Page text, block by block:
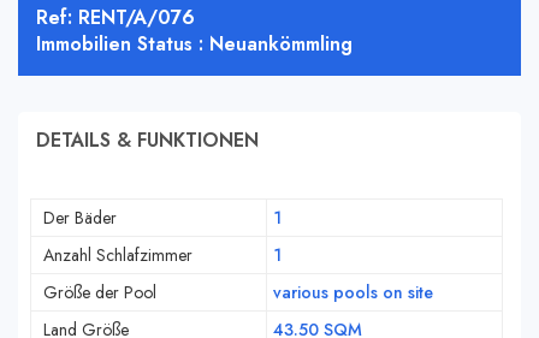
Ref: RENT/A/076
Immobilien Status : Neuankömmling
DETAILS & FUNKTIONEN
Der Bäder
1
Anzahl Schlafzimmer
1
Größe der Pool
various pools on site
Land Größe
43.50 SQM